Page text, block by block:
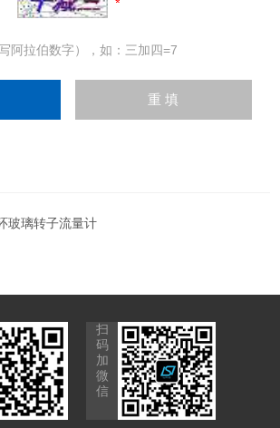
阿拉伯数字），如：三加四=7
玻璃转子流量计
扫
码
加
微
信